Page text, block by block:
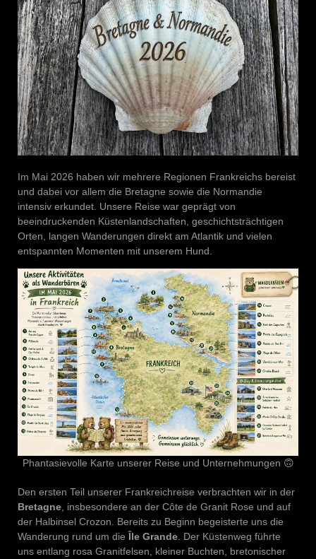
Im Mai 2026 haben wir mehrere Regionen Frankreichs bereist
und dabei vor allem die Bretagne sowie die Normandie
intensiv erkundet. Unsere Reise war geprägt von
beeindruckenden Küstenlandschaften, geschichtsträchtigen
Orten, langen Wanderungen direkt am Atlantik und vielen
entspannten Momenten mit unserem Hund.
Phantasievolle Karte unserer Reise und Unternehmungen 🙃
Den ersten Teil unserer Frankreichreise verbrachten wir in der
Bretagne , insbesondere an der Côte de Granit Rose und auf
der Halbinsel Crozon. Bereits zu Beginn begeisterte uns die
Wanderung rund um die Île Grande . Der Küstenweg führte
uns entlang rosa Granitfelsen, kleiner Buchten, bretonischer